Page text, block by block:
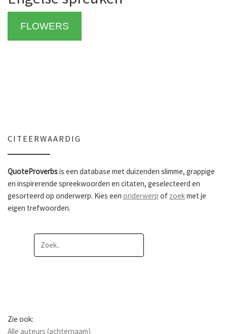
FLOWERS
CITEERWAARDIG
QuoteProverbsis een database met duizenden slimme, grappige
en inspirerende spreekwoorden en citaten, geselecteerd en
gesorteerd op onderwerp. Kies een onderwerp of zoekmet je
eigen trefwoorden.
Zie ook:
Alle auteurs (achternaam)